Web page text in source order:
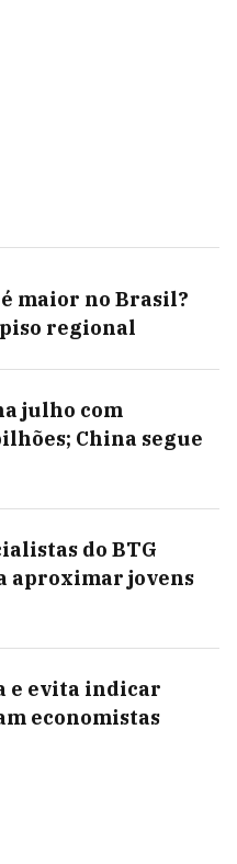
maior no Brasil?
piso regional
julho com
China segue
do BTG
aproximar jovens
e evita indicar
economistas